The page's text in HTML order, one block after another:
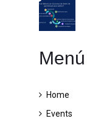
Menú
Home
Events